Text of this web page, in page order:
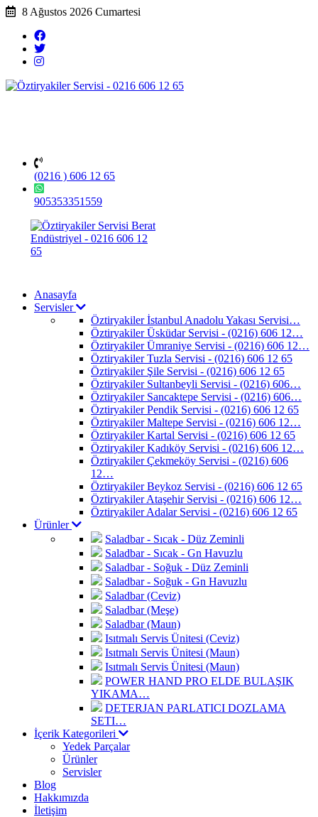
8 Ağustos 2026 Cumartesi
(0216 ) 606 12 65
905353351559
Anasayfa
Servisler
Öztiryakiler İstanbul Anadolu Yakası Servisi…
Öztiryakiler Üsküdar Servisi - (0216) 606 12…
Öztiryakiler Ümraniye Servisi - (0216) 606 12…
Öztiryakiler Tuzla Servisi - (0216) 606 12 65
Öztiryakiler Şile Servisi - (0216) 606 12 65
Öztiryakiler Sultanbeyli Servisi - (0216) 606…
Öztiryakiler Sancaktepe Servisi - (0216) 606…
Öztiryakiler Pendik Servisi - (0216) 606 12 65
Öztiryakiler Maltepe Servisi - (0216) 606 12…
Öztiryakiler Kartal Servisi - (0216) 606 12 65
Öztiryakiler Kadıköy Servisi - (0216) 606 12…
Öztiryakiler Çekmeköy Servisi - (0216) 606
12…
Öztiryakiler Beykoz Servisi - (0216) 606 12 65
Öztiryakiler Ataşehir Servisi - (0216) 606 12…
Öztiryakiler Adalar Servisi - (0216) 606 12 65
Ürünler
Saladbar - Sıcak - Düz Zeminli
Saladbar - Sıcak - Gn Havuzlu
Saladbar - Soğuk - Düz Zeminli
Saladbar - Soğuk - Gn Havuzlu
Saladbar (Ceviz)
Saladbar (Meşe)
Saladbar (Maun)
Isıtmalı Servis Ünitesi (Ceviz)
Isıtmalı Servis Ünitesi (Maun)
Isıtmalı Servis Ünitesi (Maun)
POWER HAND PRO ELDE BULAŞIK
YIKAMA…
DETERJAN PARLATICI DOZLAMA
SETI…
İçerik Kategorileri
Yedek Parçalar
Ürünler
Servisler
Blog
Hakkımızda
İletişim